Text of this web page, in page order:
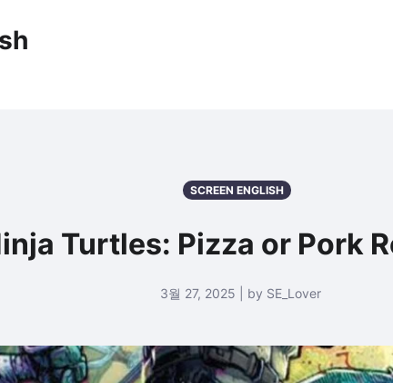
SCREEN ENGLISH
Turtles: Pizza or Pork
3월 27, 2025 | by SE_Lover